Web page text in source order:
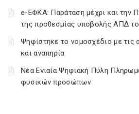
e-ΕΦΚΑ: Παράταση μέχρι και την
της προθεσμίας υποβολής ΑΠΔ
Ψηφίστηκε το νομοσχέδιο με τις
και αναπηρία
Νέα Ενιαία Ψηφιακή Πύλη
φυσικών προσώπων